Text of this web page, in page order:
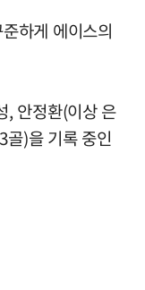
하게 에이스의
, 안정환(이상 은
골)을 기록 중인